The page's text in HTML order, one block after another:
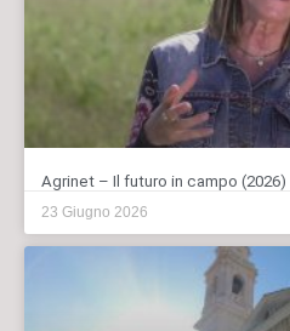
Agrinet – Il futuro in campo
23 Giugno 2026